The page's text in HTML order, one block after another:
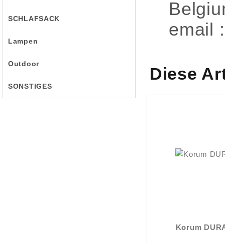
SCHLAFSACK
Lampen
Outdoor
SONSTIGES
email
Diese
Korum